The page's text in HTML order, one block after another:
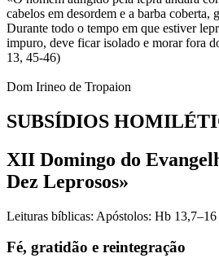
cabelos em desordem e a barba coberta,
Durante todo o tempo em que estiver
impuro, deve ficar isolado e morar fora
13, 45-46)
Dom Irineo de Tropaion​
SUBSÍDIOS
XII Domingo do
Dez Leprosos»
Leituras bíblicas: Apóstolos: Hb
Fé, gratidão e reintegração